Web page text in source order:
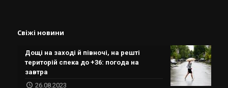
Свіжі новини
Дощі на заході й півночі, на решті
територій спека до +36: погода на
завтра
26.08.2023